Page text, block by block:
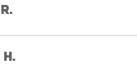
R.
H.